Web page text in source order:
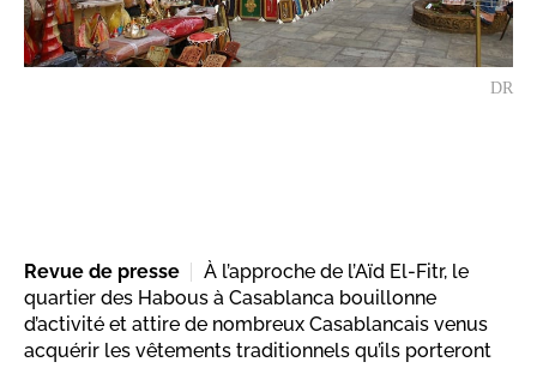
DR
Revue de presse
À l’approche de l’Aïd El-Fitr, le
quartier des Habous à Casablanca bouillonne
d’activité et attire de nombreux Casablancais venus
acquérir les vêtements traditionnels qu’ils porteront